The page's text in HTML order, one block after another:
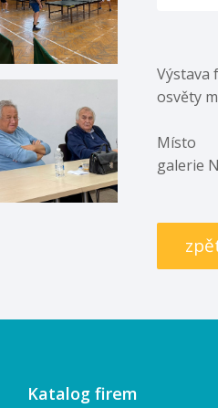
Výstava
osvěty
Místo
galerie
Katalog firem